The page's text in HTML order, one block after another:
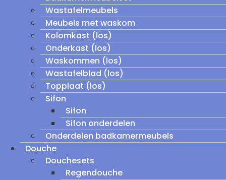
Wastafelmeubels
Meubels met waskom
Kolomkast (los)
Onderkast (los)
Waskommen (los)
Wastafelblad (los)
Topplaat (los)
Sifon
Sifon
Sifon onderdelen
Onderdelen badkamermeubels
Douche
Douchesets
Regendouche